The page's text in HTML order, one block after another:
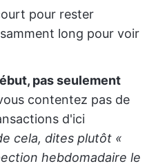
pour rester
long pour voir
pas seulement
contentez pas de
d'ici
cela, dites plutôt «
hebdomadaire le